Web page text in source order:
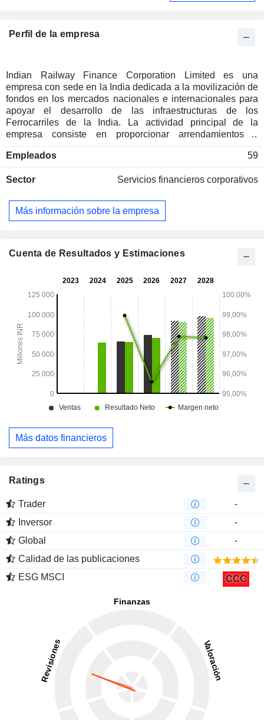
Perfil de la empresa
Indian Railway Finance Corporation Limited es una
empresa con sede en la India dedicada a la movilización de
fondos en los mercados nacionales e internacionales para
apoyar el desarrollo de las infraestructuras de los
Ferrocarriles de la India. La actividad principal de la
empresa consiste en proporcionar arrendamientos y
consiste en el arrendamiento de activos de material rodante
préstamos a otras entidades dependientes del Ministerio de
de activos de material rodante es de 30 años, con un
componente principal de 15 años y un componente
recuperan como parte del arrendamiento. Durante el periodo
alquiler nominal. Sus operaciones de crédito incluyen la
IRCON. Sus operaciones de endeudamiento incluyen
emisiones de bonos sujetos a impuestos y exentos de
impuestos, préstamos a plazo de bancos e instituciones
financieras, papel comercial y otros.
Empleados 59
Sector Servicios financieros corporativos
Más información sobre la empresa
Cuenta de Resultados y Estimaciones
Más datos financieros
Ratings
Trader
-
Inversor
-
Global
-
Calidad de las publicaciones
ESG MSCI
CCC